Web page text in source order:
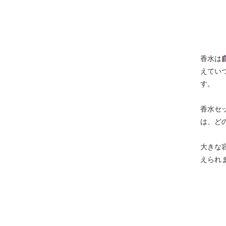
香水は
えてい
す。
香水セ
は、ど
大きな
えられ